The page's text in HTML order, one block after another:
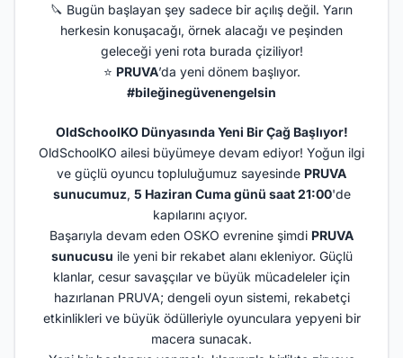
🔪 Bugün başlayan şey sadece bir açılış değil. Yarın
herkesin konuşacağı, örnek alacağı ve peşinden
geleceği yeni rota burada çiziliyor!
⭐ PRUVA’da yeni dönem başlıyor.
#bileğinegüvenengelsin
OldSchoolKO Dünyasında Yeni Bir Çağ Başlıyor!
OldSchoolKO ailesi büyümeye devam ediyor! Yoğun ilgi
ve güçlü oyuncu topluluğumuz sayesinde PRUVA
sunucumuz, 5 Haziran Cuma günü saat 21:00'de
kapılarını açıyor.
Başarıyla devam eden OSKO evrenine şimdi PRUVA
sunucusu ile yeni bir rekabet alanı ekleniyor. Güçlü
klanlar, cesur savaşçılar ve büyük mücadeleler için
hazırlanan PRUVA; dengeli oyun sistemi, rekabetçi
etkinlikleri ve büyük ödülleriyle oyunculara yepyeni bir
macera sunacak.